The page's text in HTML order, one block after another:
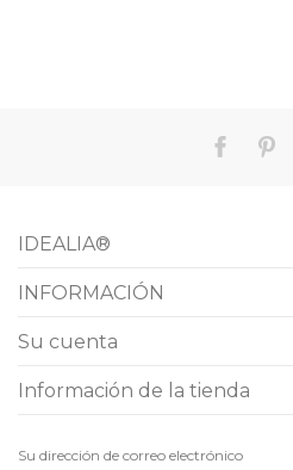
IDEALIA®
INFORMACIÓN
Su cuenta
Información de la tienda